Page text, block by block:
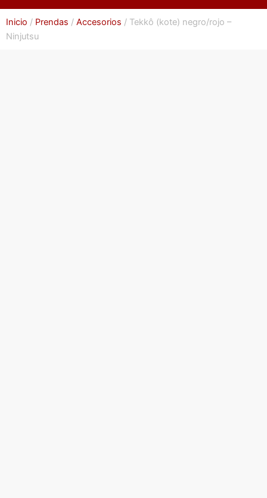
Inicio / Prendas / Accesorios / Tekkô (kote) negro/rojo –
Ninjutsu